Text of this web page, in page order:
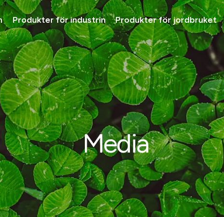
Produkter för industrin Produkter för jordbruket
-
Tjänster för
skogsindustrin
Ta
Media